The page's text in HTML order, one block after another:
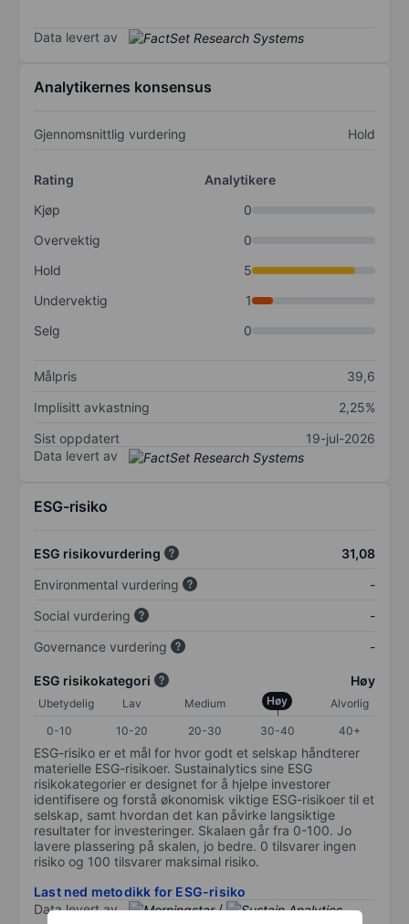
Data levert av
Analytikernes konsensus
Gjennomsnittlig vurdering Hold
Rating
Analytikere
Kjøp
0
Overvektig
0
Hold
5
Undervektig
1
Selg
0
Målpris
39,6
Implisitt avkastning
2,25%
Sist oppdatert
19-jul-2026
Data levert av
ESG-risiko
ESG risikovurdering
31,08
Environmental vurdering
-
Social vurdering
-
Governance vurdering
-
ESG risikokategori Høy
Ubetydelig Lav Medium Høy
Alvorlig
0-10
10-20 20-30 30-40 40+
ESG-risiko er et mål for hvor godt et selskap håndterer
materielle ESG-risikoer. Sustainalytics sine ESG
risikokategorier er designet for å hjelpe investorer
identifisere og forstå økonomisk viktige ESG-risikoer til et
selskap, samt hvordan det kan påvirke langsiktige
resultater for investeringer. Skalaen går fra 0-100. Jo
lavere plassering på skalen, jo bedre. 0 tilsvarer ingen
risiko og 100 tilsvarer maksimal risiko.
Last ned metodikk for ESG-risiko
Data levert av
/